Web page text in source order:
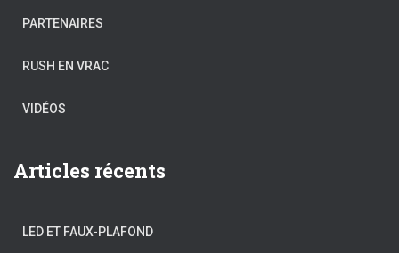
PARTENAIRES
RUSH EN VRAC
VIDÉOS
Articles récents
LED ET FAUX-PLAFOND